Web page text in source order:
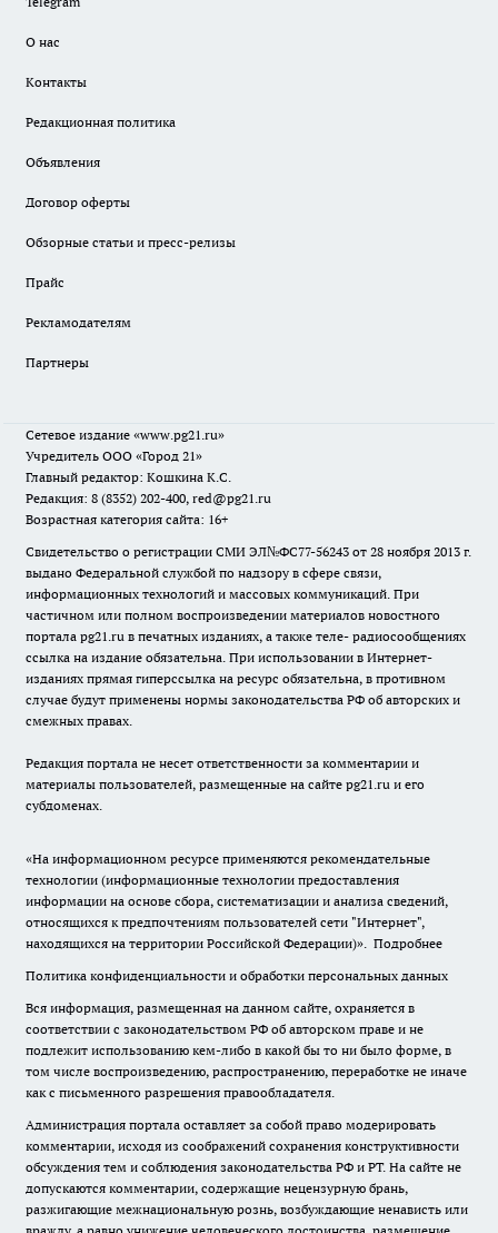
О нас
Контакты
Редакционная политика
Объявления
Договор оферты
Обзорные статьи и пресс-релизы
Прайс
Рекламодателям
Партнеры
Сетевое издание «www.pg21.ru»
Учредитель ООО «Город 21»
Главный редактор: Кошкина К.С.
Редакция: 8 (8352) 202-400, red@pg21.ru
Возрастная категория сайта: 16+
Свидетельство о регистрации СМИ ЭЛ№ФС77-56243 от 28 ноября 2013 г.
выдано Федеральной службой по надзору в сфере связи,
информационных технологий и массовых коммуникаций. При
частичном или полном воспроизведении материалов новостного
портала pg21.ru в печатных изданиях, а также теле- радиосообщениях
ссылка на издание обязательна. При использовании в Интернет-
изданиях прямая гиперссылка на ресурс обязательна, в противном
случае будут применены нормы законодательства РФ об авторских и
смежных правах.
Редакция портала не несет ответственности за комментарии и
материалы пользователей, размещенные на сайте pg21.ru и его
субдоменах.
«На информационном ресурсе применяются рекомендательные
технологии (информационные технологии предоставления
информации на основе сбора, систематизации и анализа сведений,
относящихся к предпочтениям пользователей сети "Интернет",
находящихся на территории Российской Федерации)». Подробнее
Политика конфиденциальности и обработки персональных данных
Вся информация, размещенная на данном сайте, охраняется в
соответствии с законодательством РФ об авторском праве и не
подлежит использованию кем-либо в какой бы то ни было форме, в
том числе воспроизведению, распространению, переработке не иначе
как с письменного разрешения правообладателя.
Администрация портала оставляет за собой право модерировать
комментарии, исходя из соображений сохранения конструктивности
обсуждения тем и соблюдения законодательства РФ и РТ. На сайте не
допускаются комментарии, содержащие нецензурную брань,
разжигающие межнациональную рознь, возбуждающие ненависть или